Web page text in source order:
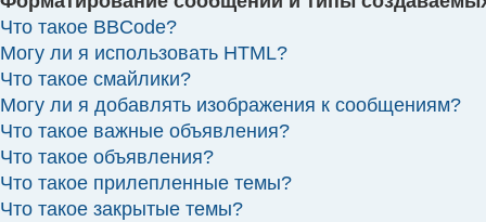
Что такое BBCode?
Могу ли я использовать HTML?
Что такое смайлики?
Могу ли я добавлять изображения к сообщениям?
Что такое важные объявления?
Что такое объявления?
Что такое прилепленные темы?
Что такое закрытые темы?